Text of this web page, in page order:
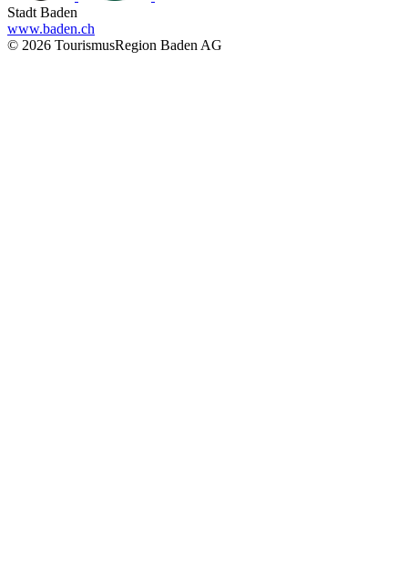
Stadt Baden
www.baden.ch
© 2026 TourismusRegion Baden AG